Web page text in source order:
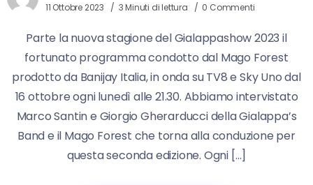
11 Ottobre 2023 3 Minuti di lettura 0 Commenti
Parte la nuova stagione del Gialappashow 2023 il
fortunato programma condotto dal Mago Forest
prodotto da Banijay Italia, in onda su TV8 e Sky Uno dal
16 ottobre ogni lunedì alle 21.30. Abbiamo intervistato
Marco Santin e Giorgio Gherarducci della Gialappa’s
Band e il Mago Forest che torna alla conduzione per
questa seconda edizione. Ogni […]